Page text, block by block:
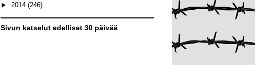
► 2014 (246)
Sivun katselut edelliset 30 päivää